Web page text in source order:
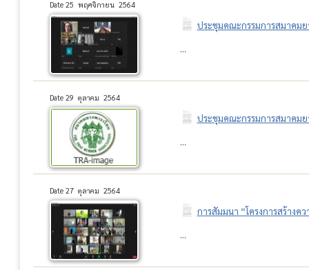
Date 25 พฤศจิกายน 2564
ประชุมคณะกรรมการสมาคมย
...
Date 29 ตุลาคม 2564
ประชุมคณะกรรมการสมาคมย
...
Date 27 ตุลาคม 2564
การสัมมนา “โครงการสร้างค
...